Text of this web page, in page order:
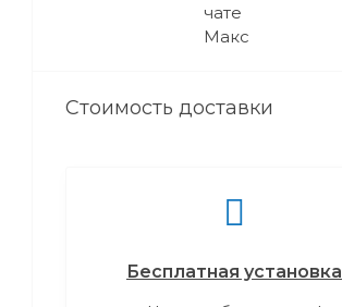
Стоимость доставки
Бесплатная установка